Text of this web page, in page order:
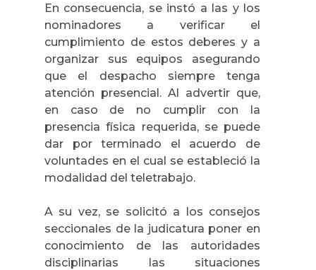
En consecuencia, se instó a las y los
nominadores a verificar el
cumplimiento de estos deberes y a
organizar sus equipos asegurando
que el despacho siempre tenga
atención presencial. Al advertir que,
en caso de no cumplir con la
presencia física requerida, se puede
dar por terminado el acuerdo de
voluntades en el cual se estableció la
modalidad del teletrabajo.
A su vez, se solicitó a los consejos
seccionales de la judicatura poner en
conocimiento de las autoridades
disciplinarias las situaciones